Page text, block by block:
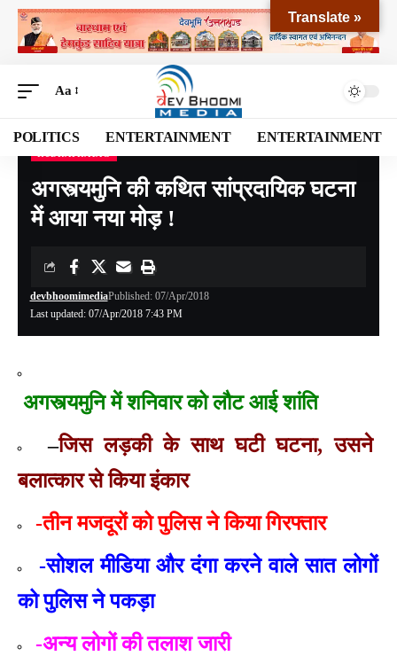
Aa
POLITICS ENTERTAINMENT ENTERTAINMENT
Devbhoomi Media>Blog>NATIONAL> UTTARAKHAND>RUDRAPRAYAG
अगस्त्यमुनि की कथित सांप्रदायिक घटना
में आया नया मोड़ !
Last updated: 07/Apr/2018 7:43 PM
devbhoomimediaPublished: 07/Apr/2018
अगस्त्यमुनि में शनिवार को लौट आई शांति
–जिस लड़की के साथ घटी घटना, उसने
बलात्कार से किया इंकार
-तीन मजदूरों को पुलिस ने किया गिरफ्तार
-सोशल मीडिया और दंगा करने वाले सात लोगों
को पुलिस ने पकड़ा
-अन्य लोगों की तलाश जारी
Translate »